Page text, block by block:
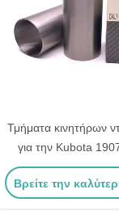
Τμήματα κινητήρων
για την Kubota
Βρείτε την